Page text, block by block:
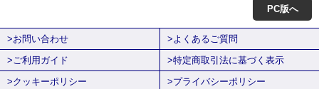
PC版へ
>お問い合わせ
>よくあるご質問
>ご利用ガイド
>特定商取引法に基づく表示
>クッキーポリシー
>プライバシーポリシー